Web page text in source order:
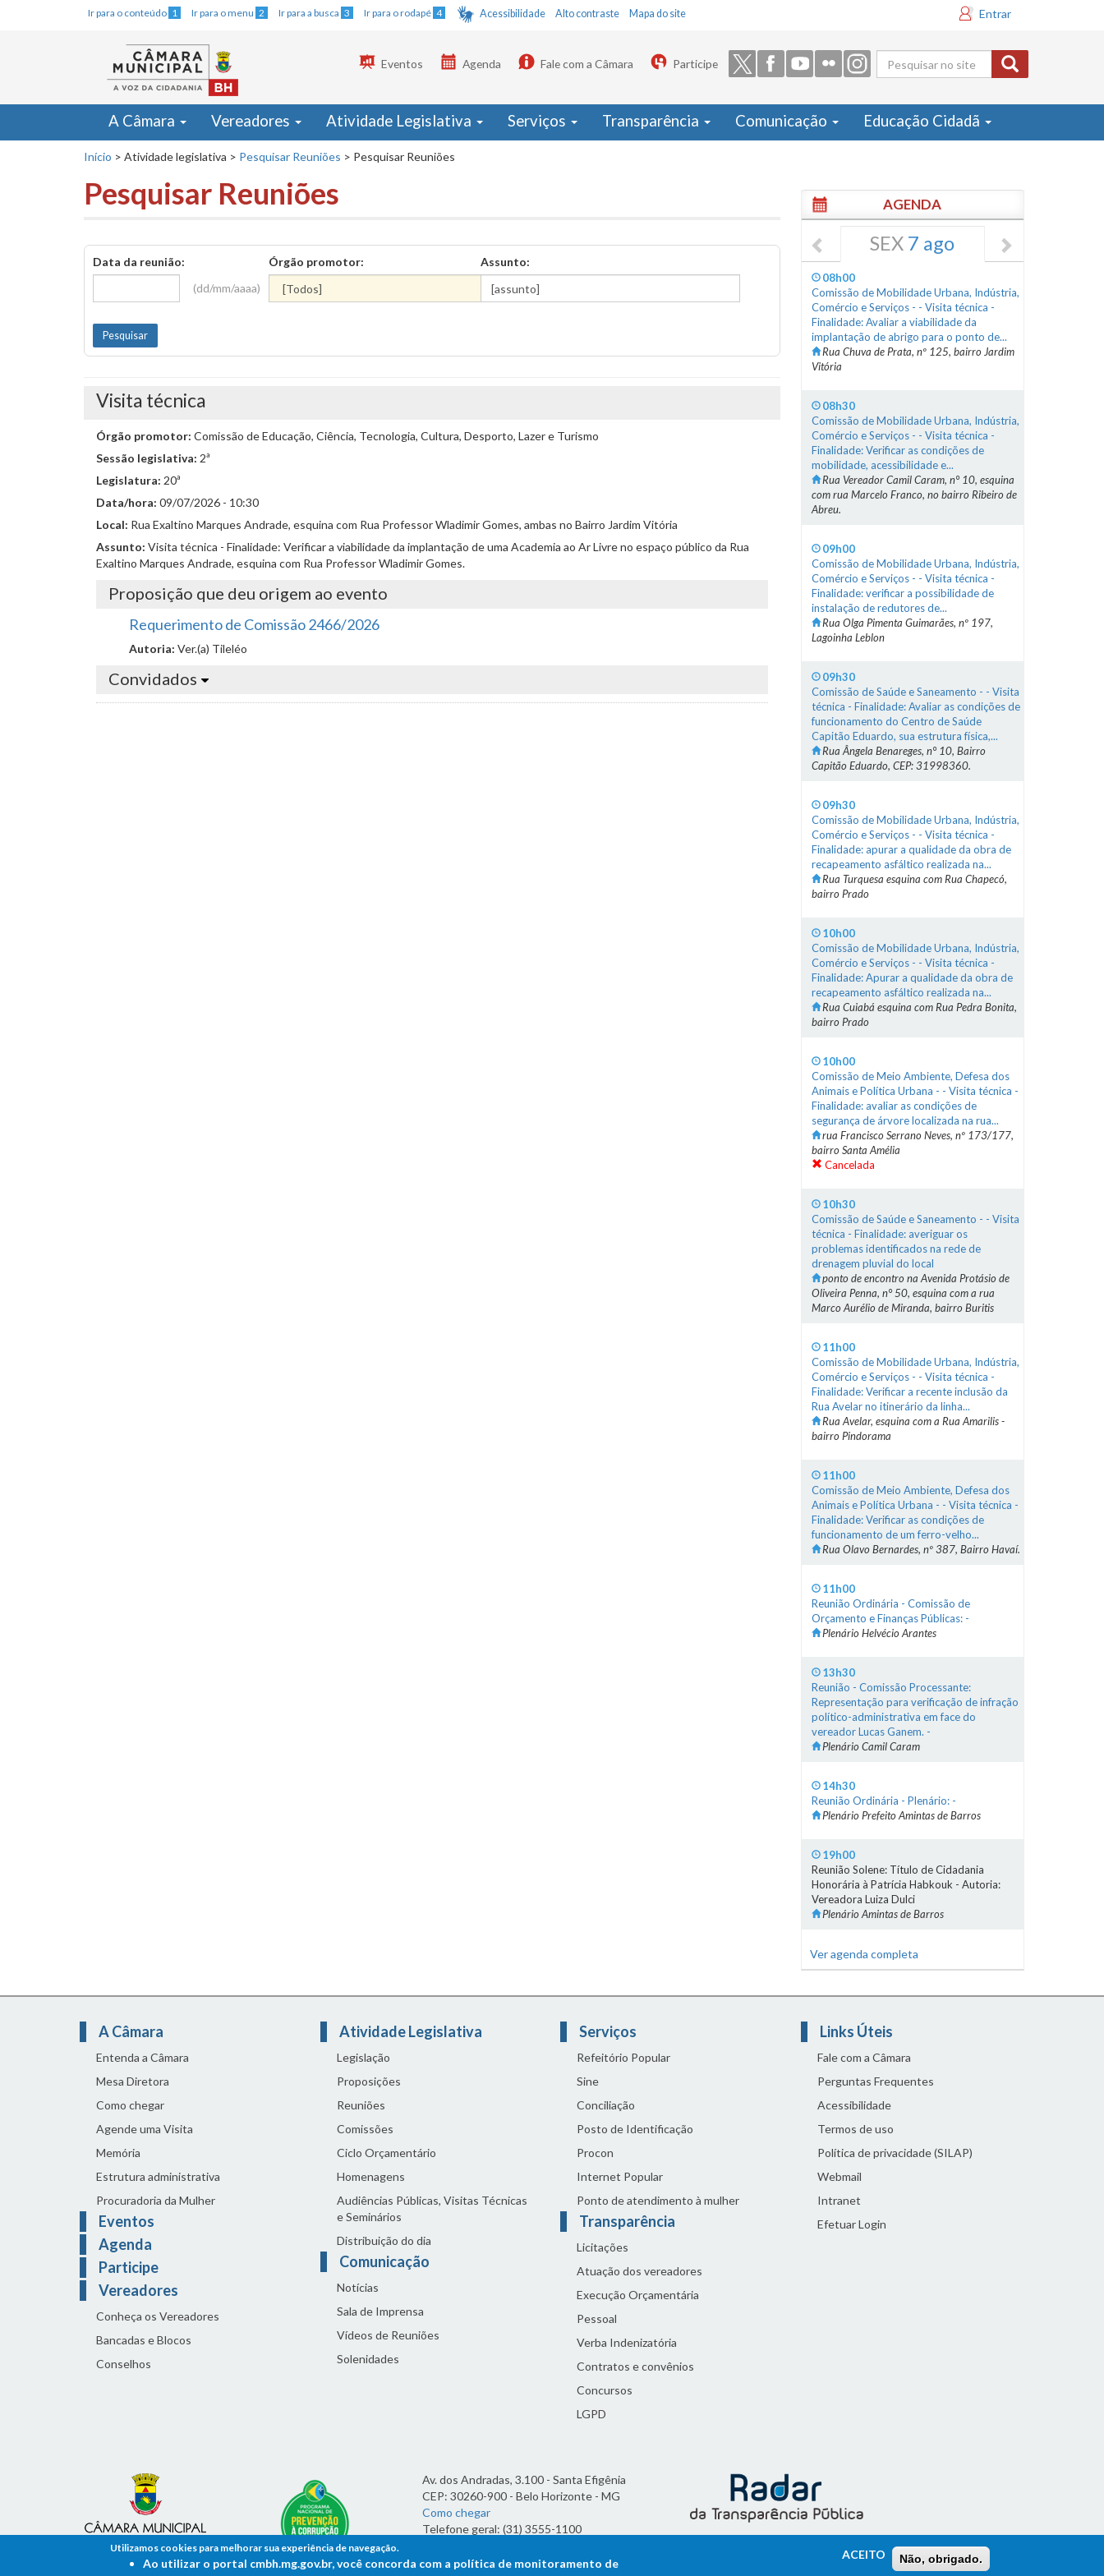
Ir para o conteúdo 1 Ir para o menu 2 Ir para a busca 3 Ir para o rodapé 4 Acessibilidade Alto contraste Mapa do site Entrar
Formulário
de busca
Eventos Agenda Fale com a Câmara Participe
A Câmara Vereadores Atividade Legislativa Serviços Transparência Comunicação Educação Cidadã
Início > Atividade legislativa > Pesquisar Reuniões > Pesquisar Reuniões
Pesquisar Reuniões
Data da reunião:
(dd/mm/aaaa)
Órgão promotor: Assunto:
Visita técnica
Órgão promotor: Comissão de Educação, Ciência, Tecnologia, Cultura, Desporto, Lazer e Turismo
Sessão legislativa: 2ª
Legislatura: 20ª
Data/hora: 09/07/2026 - 10:30
Local: Rua Exaltino Marques Andrade, esquina com Rua Professor Wladimir Gomes, ambas no Bairro Jardim Vitória
Assunto: Visita técnica - Finalidade: Verificar a viabilidade da implantação de uma Academia ao Ar Livre no espaço público da Rua
Exaltino Marques Andrade, esquina com Rua Professor Wladimir Gomes.
Proposição que deu origem ao evento
Requerimento de Comissão 2466/2026
Autoria: Ver.(a) Tileléo
Convidados
AGENDA
SEX 7 ago
08h00
Comissão de Mobilidade Urbana, Indústria,
Comércio e Serviços - - Visita técnica -
Finalidade: Avaliar a viabilidade da
implantação de abrigo para o ponto de...
Rua Chuva de Prata, nº 125, bairro Jardim
Vitória
08h30
Comissão de Mobilidade Urbana, Indústria,
Comércio e Serviços - - Visita técnica -
Finalidade: Verificar as condições de
mobilidade, acessibilidade e...
Rua Vereador Camil Caram, n° 10, esquina
com rua Marcelo Franco, no bairro Ribeiro de
Abreu.
09h00
Comissão de Mobilidade Urbana, Indústria,
Comércio e Serviços - - Visita técnica -
Finalidade: verificar a possibilidade de
instalação de redutores de...
Rua Olga Pimenta Guimarães, nº 197,
Lagoinha Leblon
09h30
Comissão de Saúde e Saneamento - - Visita
técnica - Finalidade: Avaliar as condições de
funcionamento do Centro de Saúde
Capitão Eduardo, sua estrutura física,...
Rua Ângela Benareges, n° 10, Bairro
Capitão Eduardo, CEP: 31998360.
09h30
Comissão de Mobilidade Urbana, Indústria,
Comércio e Serviços - - Visita técnica -
Finalidade: apurar a qualidade da obra de
recapeamento asfáltico realizada na...
Rua Turquesa esquina com Rua Chapecó,
bairro Prado
10h00
Comissão de Mobilidade Urbana, Indústria,
Comércio e Serviços - - Visita técnica -
Finalidade: Apurar a qualidade da obra de
recapeamento asfáltico realizada na...
Rua Cuiabá esquina com Rua Pedra Bonita,
bairro Prado
10h00
Comissão de Meio Ambiente, Defesa dos
Animais e Política Urbana - - Visita técnica -
Finalidade: avaliar as condições de
segurança de árvore localizada na rua...
rua Francisco Serrano Neves, nº 173/177,
bairro Santa Amélia
Cancelada
10h30
Comissão de Saúde e Saneamento - - Visita
técnica - Finalidade: averiguar os
problemas identificados na rede de
drenagem pluvial do local
ponto de encontro na Avenida Protásio de
Oliveira Penna, n° 50, esquina com a rua
Marco Aurélio de Miranda, bairro Buritis
11h00
Comissão de Mobilidade Urbana, Indústria,
Comércio e Serviços - - Visita técnica -
Finalidade: Verificar a recente inclusão da
Rua Avelar no itinerário da linha...
Rua Avelar, esquina com a Rua Amarilis -
bairro Pindorama
11h00
Comissão de Meio Ambiente, Defesa dos
Animais e Política Urbana - - Visita técnica -
Finalidade: Verificar as condições de
funcionamento de um ferro-velho...
Rua Olavo Bernardes, nº 387, Bairro Havaí.
11h00
Reunião Ordinária - Comissão de
Orçamento e Finanças Públicas: -
Plenário Helvécio Arantes
13h30
Reunião - Comissão Processante:
Representação para verificação de infração
político-administrativa em face do
vereador Lucas Ganem. -
Plenário Camil Caram
14h30
Reunião Ordinária - Plenário: -
Plenário Prefeito Amintas de Barros
19h00
Reunião Solene: Título de Cidadania
Honorária à Patrícia Habkouk - Autoria:
Vereadora Luiza Dulci
Plenário Amintas de Barros
Ver agenda completa
A Câmara
Entenda a Câmara
Mesa Diretora
Como chegar
Agende uma Visita
Memória
Estrutura administrativa
Procuradoria da Mulher
Eventos
Agenda
Participe
Vereadores
Conheça os Vereadores
Bancadas e Blocos
Conselhos
Atividade Legislativa
Legislação
Proposições
Reuniões
Comissões
Ciclo Orçamentário
Homenagens
Audiências Públicas, Visitas Técnicas
e Seminários
Distribuição do dia
Comunicação
Notícias
Sala de Imprensa
Vídeos de Reuniões
Solenidades
Serviços
Refeitório Popular
Sine
Conciliação
Posto de Identificação
Procon
Internet Popular
Ponto de atendimento à mulher
Transparência
Licitações
Atuação dos vereadores
Execução Orçamentária
Pessoal
Verba Indenizatória
Contratos e convênios
Concursos
LGPD
Links Úteis
Fale com a Câmara
Perguntas Frequentes
Acessibilidade
Termos de uso
Política de privacidade (SILAP)
Webmail
Intranet
Efetuar Login
Av. dos Andradas, 3.100 - Santa Efigênia
CEP: 30260-900 - Belo Horizonte - MG
Como chegar
Telefone geral: (31) 3555-1100
7h às 19h
Utilizamos cookies para melhorar sua experiência de navegação.
Ao utilizar o portal cmbh.mg.gov.br, você concorda com a política de monitoramento de
ACEITO Não, obrigado.